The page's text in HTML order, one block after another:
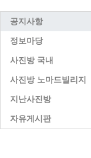
공지사항
정보마당
사진방 국내
사진방 노마드빌리지
지난사진방
자유게시판